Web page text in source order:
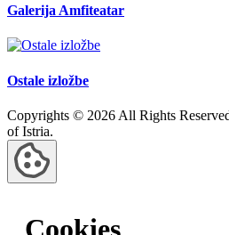
Galerija Amfiteatar
Ostale izložbe
Copyrights © 2026 All Rights
of Istria.